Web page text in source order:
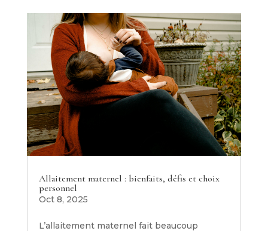
Allaitement maternel : bienfaits, défis et choix
personnel
Oct 8, 2025
L’allaitement maternel fait beaucoup